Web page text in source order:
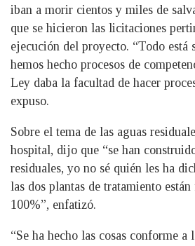
iban a morir cientos y miles de
que se hicieron las licitaciones
ejecución del proyecto. “Todo está
hemos hecho procesos de
Ley daba la facultad de hacer
expuso.
Sobre el tema de las aguas
hospital, dijo que “se han
residuales, yo no sé quién les ha
las dos plantas de tratamiento
100%”, enfatizó.
“Se ha hecho las cosas conforme